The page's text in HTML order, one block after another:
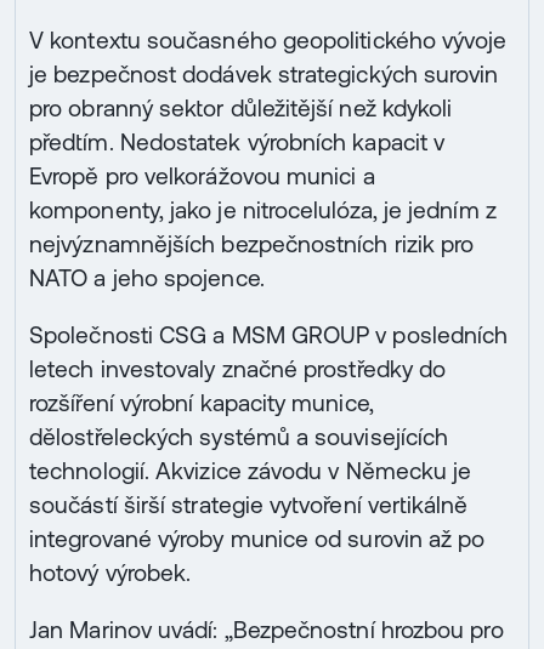
V kontextu současného geopolitického vývoje
je bezpečnost dodávek strategických surovin
pro obranný sektor důležitější než kdykoli
předtím. Nedostatek výrobních kapacit v
Evropě pro velkorážovou munici a
komponenty, jako je nitrocelulóza, je jedním z
nejvýznamnějších bezpečnostních rizik pro
NATO a jeho spojence.
Společnosti CSG a MSM GROUP v posledních
letech investovaly značné prostředky do
rozšíření výrobní kapacity munice,
dělostřeleckých systémů a souvisejících
technologií. Akvizice závodu v Německu je
součástí širší strategie vytvoření vertikálně
integrované výroby munice od surovin až po
hotový výrobek.
Jan Marinov uvádí: „Bezpečnostní hrozbou pro